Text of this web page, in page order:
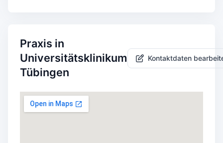
Praxis in
Universitätsklinikum
Tübingen
Kontaktdaten